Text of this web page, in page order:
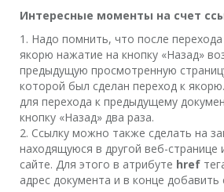
Интересные моменты на счет
1. Надо помнить, что после
якорю нажатие на кнопку «Назад»
предыдущую просмотренную
которой был сделан переход к
для перехода к предыдущему
кнопку «Назад» два раза.
2. Cсылку можно также сделать на
находящуюся в другой веб-странице
сайте. Для этого в атрибуте href
адрес документа и в конце